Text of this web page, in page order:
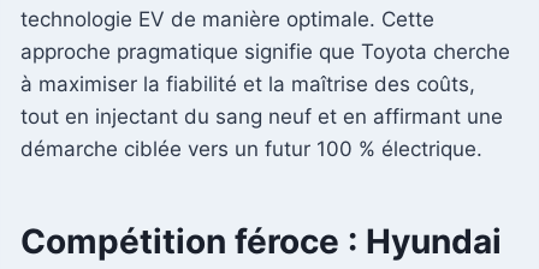
technologie EV de manière optimale. Cette
approche pragmatique signifie que Toyota cherche
à maximiser la fiabilité et la maîtrise des coûts,
tout en injectant du sang neuf et en affirmant une
démarche ciblée vers un futur 100 % électrique.
Compétition féroce : Hyundai